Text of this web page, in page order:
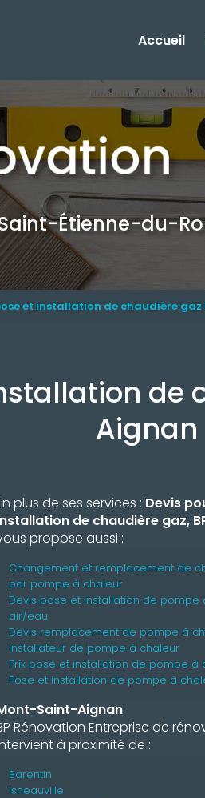
Accueil
Étienne-du-
et installation de chaudière
Aignan
plus de ses services : Devis
de chaudière gaz,
propose aussi :
Changement et remplacement de
par pompe à chaleur
Devis pose et installation de pompe
air/eau
Devis remplacement de pompe à
Installateur de pompe à chaleur
Prix pose et installation de pompe à
Pose et installation de pompe à
Saint-Aignan
Rénovation Entreprise de
à proximité de :
Barentin
Isneauville